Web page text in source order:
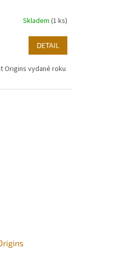
Skladem (1 ks)
DETAIL
Origins vydané roku